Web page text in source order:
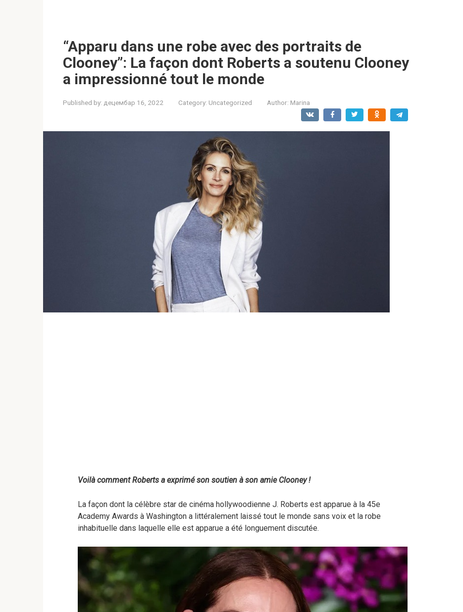
“Apparu dans une robe avec des portraits de
Clooney”: La façon dont Roberts a soutenu Clooney
a impressionné tout le monde
Published by: децембар 16, 2022 Category: Uncategorized Author: Marina
Voilà comment Roberts a exprimé son soutien à son amie Clooney !
La façon dont la célèbre star de cinéma hollywoodienne J. Roberts est apparue à la 45e
Academy Awards à Washington a littéralement laissé tout le monde sans voix et la robe
inhabituelle dans laquelle elle est apparue a été longuement discutée.